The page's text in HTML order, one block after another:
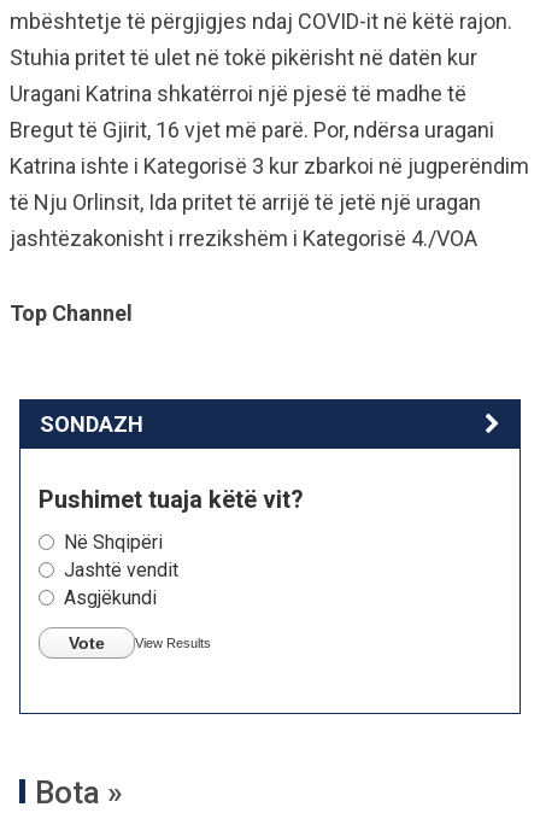
mbështetje të përgjigjes ndaj COVID-it në këtë rajon.
Stuhia pritet të ulet në tokë pikërisht në datën kur
Uragani Katrina shkatërroi një pjesë të madhe të
Bregut të Gjirit, 16 vjet më parë. Por, ndërsa uragani
Katrina ishte i Kategorisë 3 kur zbarkoi në jugperëndim
të Nju Orlinsit, Ida pritet të arrijë të jetë një uragan
jashtëzakonisht i rrezikshëm i Kategorisë 4./VOA
Top Channel
SONDAZH
Pushimet tuaja këtë vit?
Në Shqipëri
Jashtë vendit
Asgjëkundi
Vote View Results
Bota »